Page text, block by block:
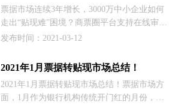
票据市场连续3年增长，3000万中小企业如何
走出“贴现难”困境？商票圈平台支持在线审
核、放款等流程都是通过系统化自动实现的。
提供了更多的选择。商票圈实际上打破了信息
的不对称。客户可以一目了然的知道哪家银行
的收费更适合自己，通过这种形式最终达到给
企业降低成本的目的。
发布时间：2021-03-12
2021年1月票据转贴现市场总结！
2021年1月票据转贴现市场总结！票据市场方
面，1月作为银行机构传统开门红的月份，信